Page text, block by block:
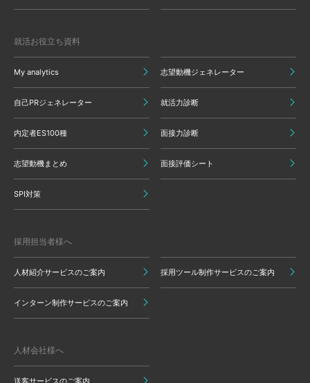
就活お役立ち資料
My analytics 志望動機ジェネレーター
自己PRジェネレーター 就活力診断
内定者ES100種 面接力診断
志望動機まとめ 面接評価シート
SPI対策
採用担当者様へ
人材紹介サービスのご案内 採用ツール制作サービスのご案内
インターン制作サービスのご案内
人材会社様へ
送客サービスのご案内